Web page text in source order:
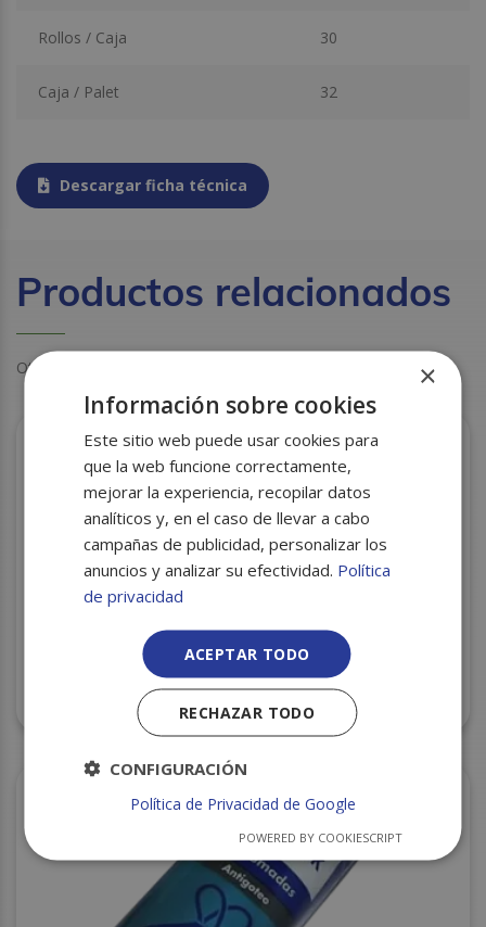
Rollos / Caja 30
Caja / Palet 32
Descargar ficha técnica
Productos relacionados
Otros clientes también miraron estos productos
B.B. AUTOCIERRE 55X60 VERDE 15U C/28 REP.
INSECTOS
×
Información sobre cookies
Este sitio web puede usar cookies para
que la web funcione correctamente,
mejorar la experiencia, recopilar datos
analíticos y, en el caso de llevar a cabo
campañas de publicidad, personalizar los
anuncios y analizar su efectividad. Política
de privacidad
ACEPTAR TODO
RECHAZAR TODO
CONFIGURACIÓN
Política de Privacidad de Google
POWERED BY COOKIESCRIPT